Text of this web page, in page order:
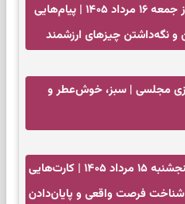
فال فرشتگان امروز جمعه ۱۶ مرداد ۱۴۰۵ | پیام‌هایی
و نگه‌داشتن چیزهای ارزشمند
مجلسی | سبز، خوش‌عطر و
فال تاروت امروز پنجشنبه ۱۵ مرداد ۱۴۰۵ | کارت‌هایی
فرصت واقعی و پایان‌دادن